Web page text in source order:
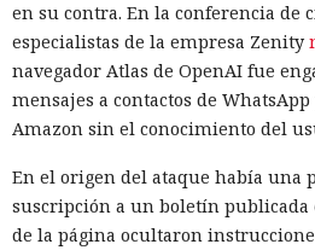
en su contra. En la conferencia de
especialistas de la empresa Zenity
navegador Atlas de OpenAI fue
mensajes a contactos de
Amazon sin el conocimiento del
En el origen del ataque había una
suscripción a un boletín publicada
de la página ocultaron